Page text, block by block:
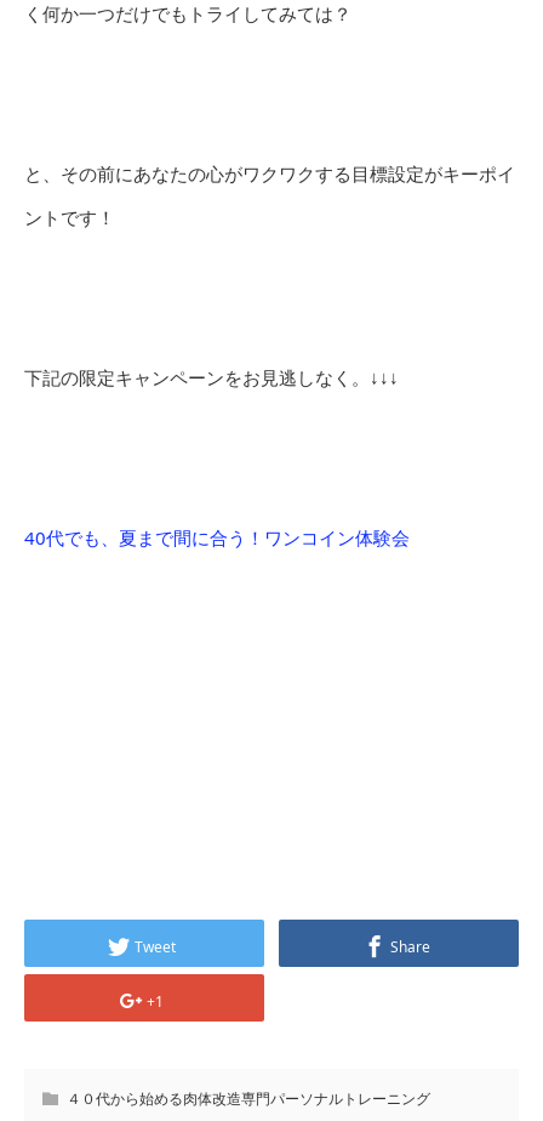
く何か一つだけでもトライしてみては？
と、その前にあなたの心がワクワクする目標設定がキーポイ
ントです！
下記の限定キャンペーンをお見逃しなく。↓↓↓
40代でも、夏まで間に合う！ワンコイン体験会
Tweet Share
+1
４０代から始める肉体改造専門パーソナルトレーニング